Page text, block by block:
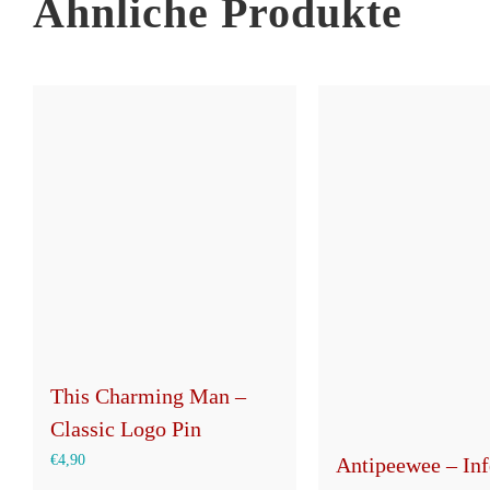
Ähnliche Produkte
This Charming Man –
Classic Logo Pin
€4,90
Antipeewee –